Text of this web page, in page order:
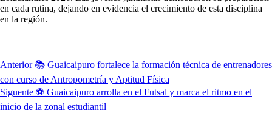
en cada rutina, dejando en evidencia el crecimiento de esta disciplina
en la región.
Navegación
de
entradas
Anterior📚 Guaicaipuro fortalece la formación técnica de entrenadores
con curso de Antropometría y Aptitud Física
Siguente ⚽ Guaicaipuro arrolla en el Futsal y marca el ritmo en el
inicio de la zonal estudiantil